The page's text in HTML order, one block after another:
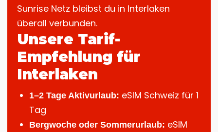
Sunrise Netz bleibst du in Interlaken
überall verbunden.
Unsere Tarif-
Empfehlung für
Interlaken
1–2 Tage Aktivurlaub: eSIM Schweiz für 1
Tag
Bergwoche oder Sommerurlaub: eSIM